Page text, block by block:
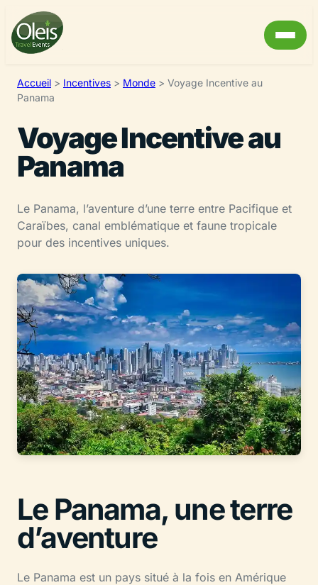
Accueil > Incentives > Monde > Voyage Incentive au
Panama
Voyage Incentive au
Panama
Le Panama, l’aventure d’une terre entre Pacifique et
Caraïbes, canal emblématique et faune tropicale
pour des incentives uniques.
Le Panama, une terre
d’aventure
Le Panama est un pays situé à la fois en Amérique